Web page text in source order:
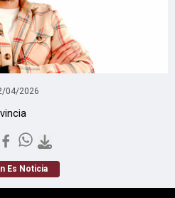
04/2026
Es Noticia